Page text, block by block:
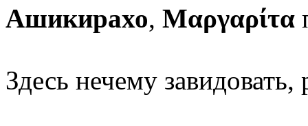
Ашикирахо, Μαργαρίτα
Здесь нечему завидовать,